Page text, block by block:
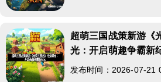
超萌三国战策新游《
光：开启萌趣争霸新
发布时间：2026-07-21